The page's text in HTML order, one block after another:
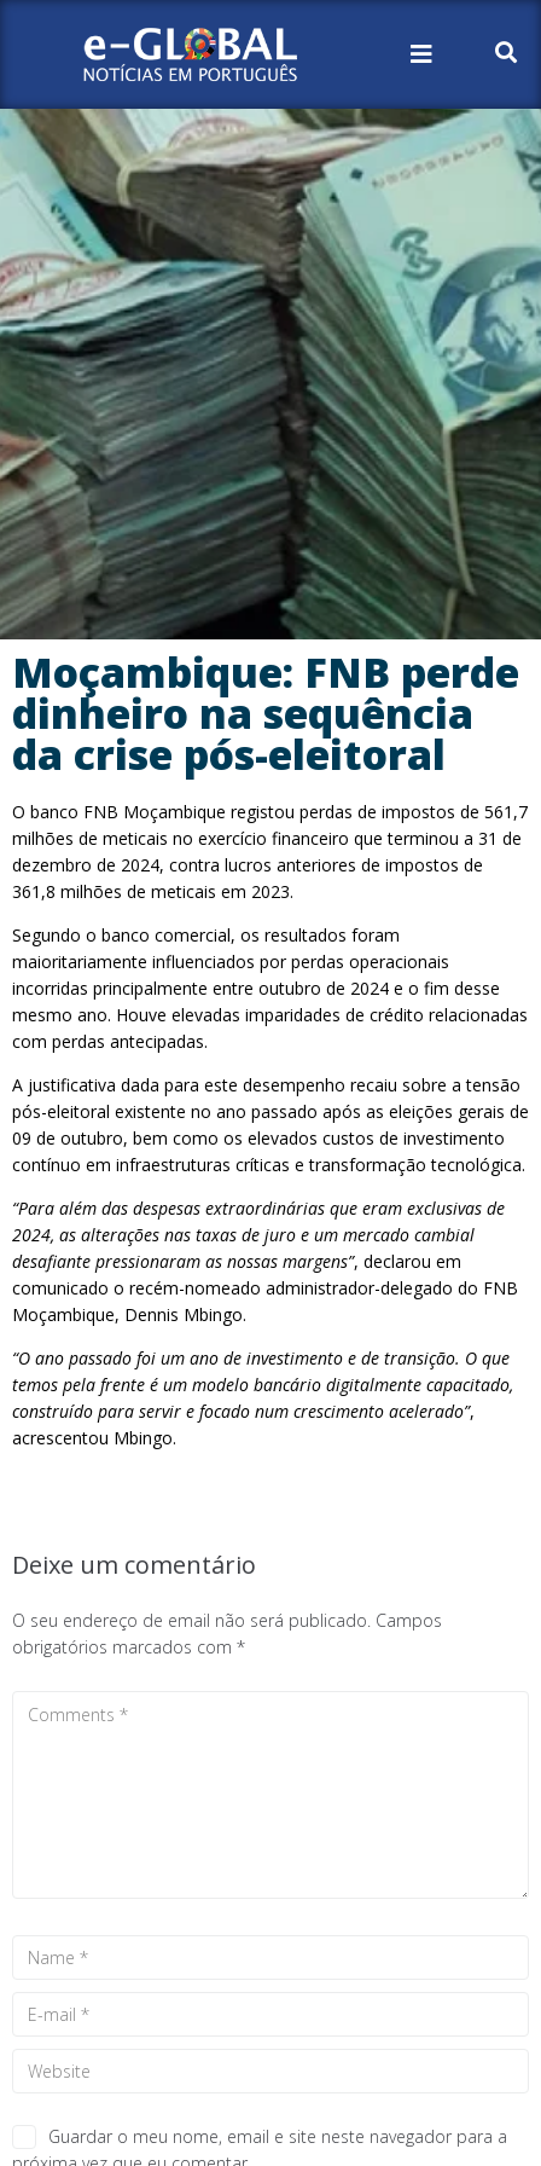
Moçambique: FNB perde
dinheiro na sequência
da crise pós-eleitoral
O banco FNB Moçambique registou perdas de impostos de 561,7
milhões de meticais no exercício financeiro que terminou a 31 de
dezembro de 2024, contra lucros anteriores de impostos de
361,8 milhões de meticais em 2023.
Segundo o banco comercial, os resultados foram
maioritariamente influenciados por perdas operacionais
incorridas principalmente entre outubro de 2024 e o fim desse
mesmo ano. Houve elevadas imparidades de crédito relacionadas
com perdas antecipadas.
A justificativa dada para este desempenho recaiu sobre a tensão
pós-eleitoral existente no ano passado após as eleições gerais de
09 de outubro, bem como os elevados custos de investimento
contínuo em infraestruturas críticas e transformação tecnológica.
“Para além das despesas extraordinárias que eram exclusivas de
2024, as alterações nas taxas de juro e um mercado cambial
desafiante pressionaram as nossas margens”, declarou em
comunicado o recém-nomeado administrador-delegado do FNB
Moçambique, Dennis Mbingo.
“O ano passado foi um ano de investimento e de transição. O que
temos pela frente é um modelo bancário digitalmente capacitado,
construído para servir e focado num crescimento acelerado”,
acrescentou Mbingo.
Deixe um comentário
O seu endereço de email não será publicado. Campos
obrigatórios marcados com *
Guardar o meu nome, email e site neste navegador para a